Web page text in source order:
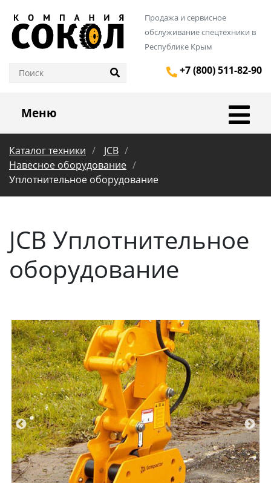
Продажа и сервисное
обслуживание спецтехники в
Республике Крым
+7 (800) 511-82-90
Меню
Каталог техники
JCB
Навесное оборудование
Уплотнительное оборудование
JCB Уплотнительное
оборудование